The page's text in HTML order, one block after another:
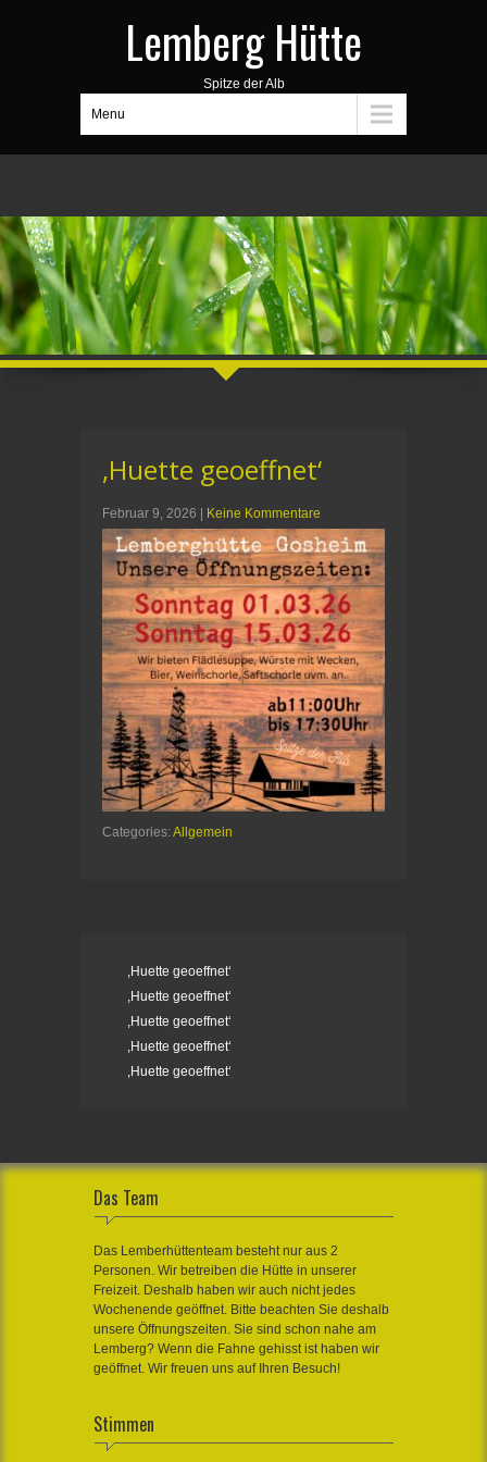
Lemberg Hütte
Spitze der Alb
Menu
,Huette geoeffnet‘
Februar 9, 2026 Keine Kommentare
Categories: Allgemein
,Huette geoeffnet‘
,Huette geoeffnet‘
,Huette geoeffnet‘
,Huette geoeffnet‘
,Huette geoeffnet‘
Das Team
Das Lemberhüttenteam besteht nur aus 2
Personen. Wir betreiben die Hütte in unserer
Freizeit. Deshalb haben wir auch nicht jedes
Wochenende geöffnet. Bitte beachten Sie deshalb
unsere Öffnungszeiten. Sie sind schon nahe am
Lemberg? Wenn die Fahne gehisst ist haben wir
geöffnet. Wir freuen uns auf Ihren Besuch!
Stimmen